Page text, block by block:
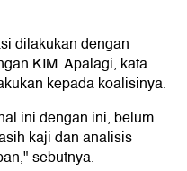
dilakukan dengan
KIM. Apalagi, kata
kepada koalisinya.
ini dengan ini, belum.
kaji dan analisis
sebutnya.